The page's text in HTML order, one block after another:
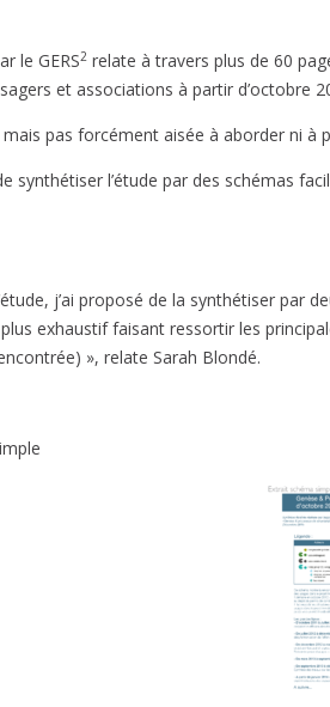
le GERS2 relate à travers plus de 60
et associations à partir d’octobre
pas forcément aisée à aborder ni à
synthétiser l’étude par des schémas
j’ai proposé de la synthétiser
exhaustif faisant ressortir les
», relate Sarah Blondé.